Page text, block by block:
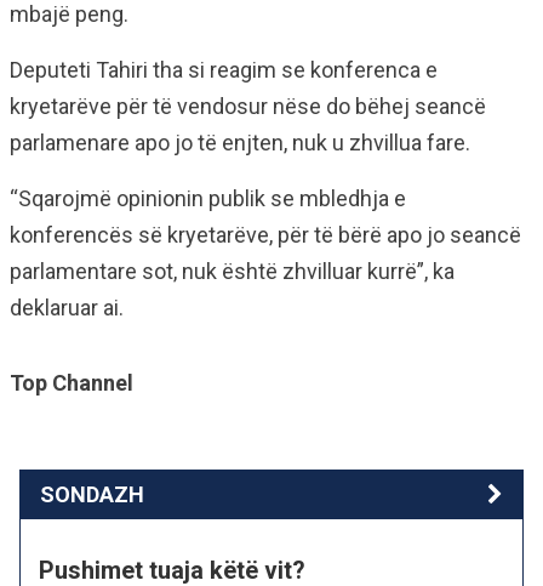
mbajë peng.
Deputeti Tahiri tha si reagim se konferenca e
kryetarëve për të vendosur nëse do bëhej seancë
parlamenare apo jo të enjten, nuk u zhvillua fare.
“Sqarojmë opinionin publik se mbledhja e
konferencës së kryetarëve, për të bërë apo jo seancë
parlamentare sot, nuk është zhvilluar kurrë”, ka
deklaruar ai.
Top Channel
SONDAZH
Pushimet tuaja këtë vit?